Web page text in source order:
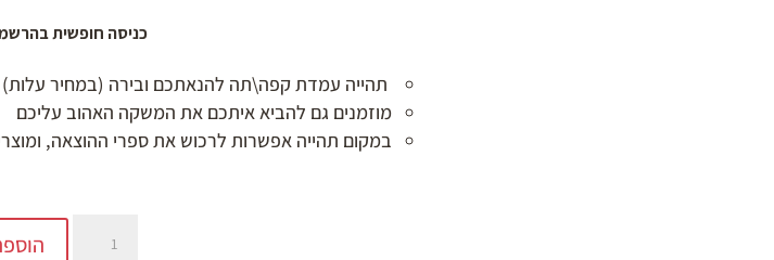
כניסה חופשית
תהייה עמדת קפה\תה להנאתכם ובירה (במחיר עלות)
מוזמנים גם להביא איתכם את המשקה האהוב עליכם
במקום תהייה אפשרות לרכוש את ספרי ההוצאה, ומוצרי